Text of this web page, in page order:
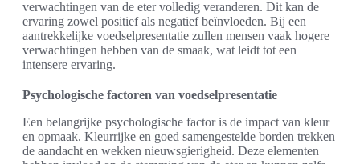
verwachtingen van de eter volledig veranderen. Dit kan de
ervaring zowel positief als negatief beïnvloeden. Bij een
aantrekkelijke voedselpresentatie zullen mensen vaak hogere
verwachtingen hebben van de smaak, wat leidt tot een
intensere ervaring.
Psychologische factoren van voedselpresentatie
Een belangrijke psychologische factor is de impact van kleur
en opmaak. Kleurrijke en goed samengestelde borden trekken
de aandacht en wekken nieuwsgierigheid. Deze elementen